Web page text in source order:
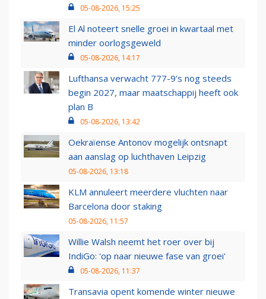
05-08-2026, 15:25
El Al noteert snelle groei in kwartaal met
minder oorlogsgeweld
05-08-2026, 14:17
Lufthansa verwacht 777-9’s nog steeds
begin 2027, maar maatschappij heeft ook
plan B
05-08-2026, 13:42
Oekraïense Antonov mogelijk ontsnapt
aan aanslag op luchthaven Leipzig
05-08-2026, 13:18
KLM annuleert meerdere vluchten naar
Barcelona door staking
05-08-2026, 11:57
Willie Walsh neemt het roer over bij
IndiGo: 'op naar nieuwe fase van groei'
05-08-2026, 11:37
Transavia opent komende winter nieuwe